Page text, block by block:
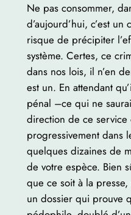
Ne pas consommer,
d’aujourd’hui, c’est
risque de précipiter
système. Certes, ce
dans nos lois, il n’en
est un. En attendant
pénal –ce qui ne
direction de ce
progressivement dans
quelques dizaines de
de votre espèce. Bien
que ce soit à la
un dossier qui prouve